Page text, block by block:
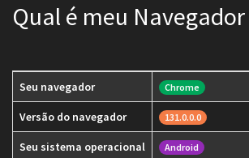
Qual é meu Navegador
Seu navegador Chrome
Versão do navegador 131.0.0.0
Seu sistema operacional Android